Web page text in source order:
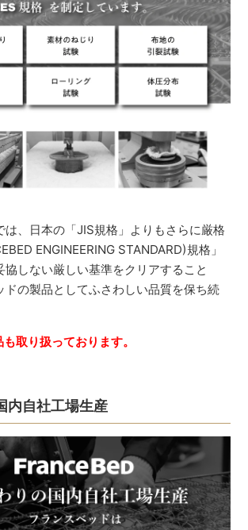
は、日本の「JIS規格」よりもさらに厳格
ENGINEERING STANDARD)規格」
協しない厳しい基準をクリアすること
ドの製品としてふさわしい品質を保ち続
取り扱っております。
内自社工場生産